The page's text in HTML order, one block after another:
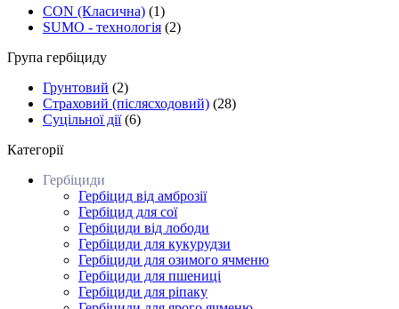
CON (Класична) (1)
SUMO - технологія (2)
Група гербіциду
Грунтовий (2)
Страховий (післясходовий) (28)
Суцільної дії (6)
Категорії
Гербіциди
Гербіцид від амброзії
Гербіцид для сої
Гербіциди від лободи
Гербіциди для кукурудзи
Гербіциди для озимого ячменю
Гербіциди для пшениці
Гербіциди для ріпаку